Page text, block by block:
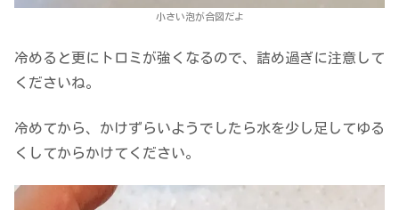
小さい泡が合図だよ
冷めると更にトロミが強くなるので、詰め過ぎに注意して
くださいね。
冷めてから、かけずらいようでしたら水を少し足してゆる
くしてからかけてください。